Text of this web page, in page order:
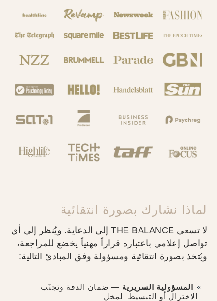
لماذا نشارك بصورة انتقائية
لا تسعى THE BALANCE إلى الدعاية. ويُنظر إلى أي
تواصل إعلامي باعتباره قراراً مهنياً يخضع للمراجعة،
ويُتخذ بصورة انتقائية ومسؤولة وفق المبادئ التالية:
المسؤولية السريرية — ضمان الدقة وتجنّب
الاختزال أو التبسيط المخل